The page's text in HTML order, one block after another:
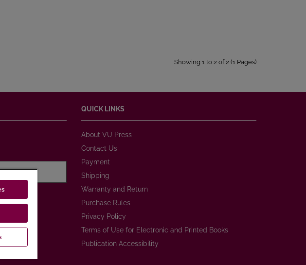
Showing 1 to 2 of 2 (1 Pages)
QUICK LINKS
About VU Press
Contact Us
Payment
Shipping
Warranty and Return
Purchase Rules
Privacy Policy
Terms of Use for Electronic and Printed Books
Publication Accessibility